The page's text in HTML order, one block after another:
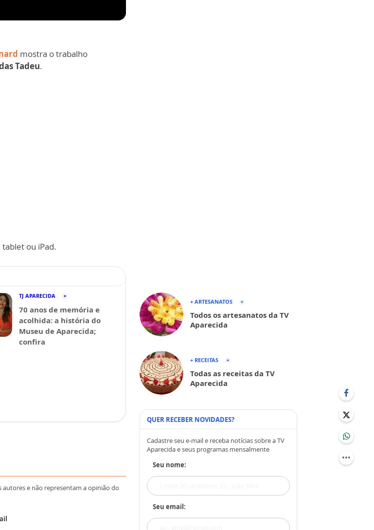
mostra o trabalho
Tadeu.
ou iPad.
TJ APARECIDA
70 anos de memória e
acolhida: a história do
Museu de Aparecida;
confira
autores e não representam a opinião do
+ ARTESANATOS
Todos os artesanatos da TV
Aparecida
+ RECEITAS
Todas as receitas da TV
Aparecida
QUER RECEBER NOVIDADES?
Cadastre seu e-mail e receba notícias sobre a TV
Aparecida e seus programas mensalmente
Seu nome:
Seu email: